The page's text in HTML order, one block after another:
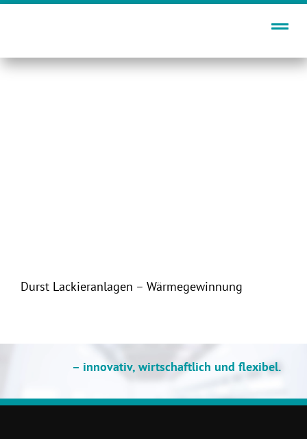
Zum
Durst Lackieranlagen – Wärmegewinnung
– innovativ, wirtschaftlich und flexibel.